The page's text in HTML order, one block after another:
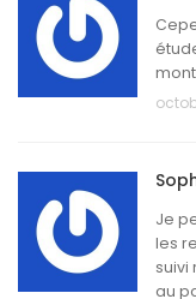
Je
les
suivi
au